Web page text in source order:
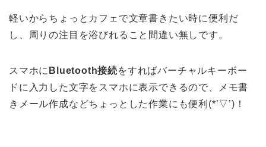
軽いからちょっとカフェで文章書きたい時に便利だ
し、周りの注目を浴びれること間違い無しです。
スマホに Bluetooth接続をすればバーチャルキーボー
ドに入力した文字をスマホに表示できるので、メモ書
きメール作成などちょっとした作業にも便利(*’▽’)！